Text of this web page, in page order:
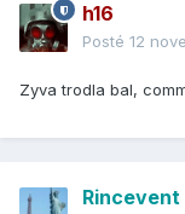
h16
Posté 12
Zyva trodla bal,
Rincevent